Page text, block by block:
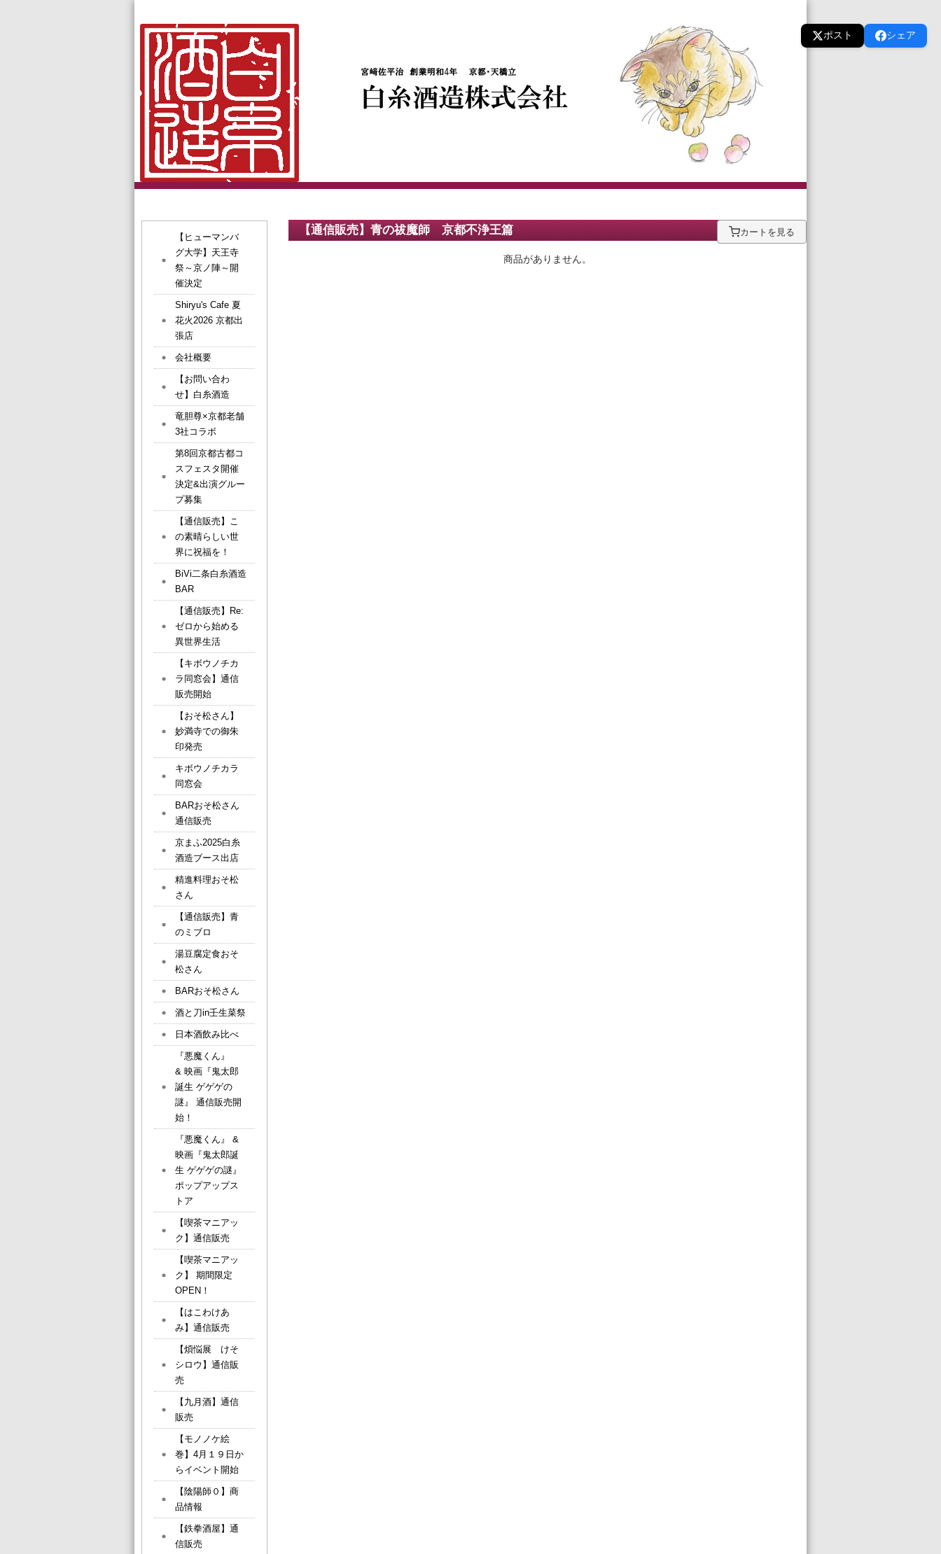
ポスト シェア
【通信販売】青の祓魔師 京都不浄王篇 カートを見る
商品がありません。
【ヒューマンバ
グ大学】天王寺
祭～京ノ陣～開
催決定
Shiryu's Cafe 夏
花火2026 京都出
張店
会社概要
【お問い合わ
せ】白糸酒造
竜胆尊×京都老舗
3社コラボ
第8回京都古都コ
スフェスタ開催
決定&出演グルー
プ募集
【通信販売】こ
の素晴らしい世
界に祝福を！
BiVi二条白糸酒造
BAR
【通信販売】Re:
ゼロから始める
異世界生活
【キボウノチカ
ラ同窓会】通信
販売開始
【おそ松さん】
妙満寺での御朱
印発売
キボウノチカラ
同窓会
BARおそ松さん
通信販売
京まふ2025白糸
酒造ブース出店
精進料理おそ松
さん
【通信販売】青
のミブロ
湯豆腐定食おそ
松さん
BARおそ松さん
酒と刀in壬生菜祭
日本酒飲み比べ
『悪魔くん』
& 映画『鬼太郎
誕生 ゲゲゲの
謎』 通信販売開
始！
『悪魔くん』 &
映画『鬼太郎誕
生 ゲゲゲの謎』
ポップアップス
トア
【喫茶マニアッ
ク】通信販売
【喫茶マニアッ
ク】 期間限定
OPEN！
【はこわけあ
み】通信販売
【煩悩展 けそ
シロウ】通信販
売
【九月酒】通信
販売
【モノノケ絵
巻】4月１９日か
らイベント開始
【陰陽師０】商
品情報
【鉄拳酒屋】通
信販売